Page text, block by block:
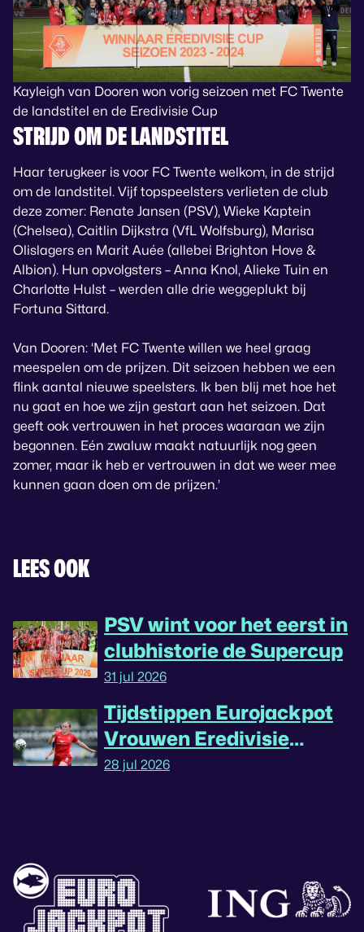
Kayleigh van Dooren won vorig seizoen met FC Twente
de landstitel en de Eredivisie Cup
STRIJD OM DE LANDSTITEL
Haar terugkeer is voor FC Twente welkom, in de strijd
om de landstitel. Vijf topspeelsters verlieten de club
deze zomer: Renate Jansen (PSV), Wieke Kaptein
(Chelsea), Caitlin Dijkstra (VfL Wolfsburg), Marisa
Olislagers en Marit Auée (allebei Brighton Hove &
Albion). Hun opvolgsters – Anna Knol, Alieke Tuin en
Charlotte Hulst – werden alle drie weggeplukt bij
Fortuna Sittard.
Van Dooren: ‘Met FC Twente willen we heel graag
meespelen om de prijzen. Dit seizoen hebben we een
flink aantal nieuwe speelsters. Ik ben blij met hoe het
nu gaat en hoe we zijn gestart aan het seizoen. Dat
geeft ook vertrouwen in het proces waaraan we zijn
begonnen. Eén zwaluw maakt natuurlijk nog geen
zomer, maar ik heb er vertrouwen in dat we weer mee
kunnen gaan doen om de prijzen.’
LEES OOK
PSV wint voor het eerst in
clubhistorie de Supercup
31 jul 2026
Tijdstippen Eurojackpot
Vrouwen Eredivisie
omgedraaid
28 jul 2026